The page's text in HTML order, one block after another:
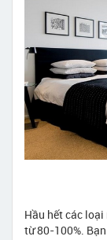
Hầu hết các
từ 80-100%.